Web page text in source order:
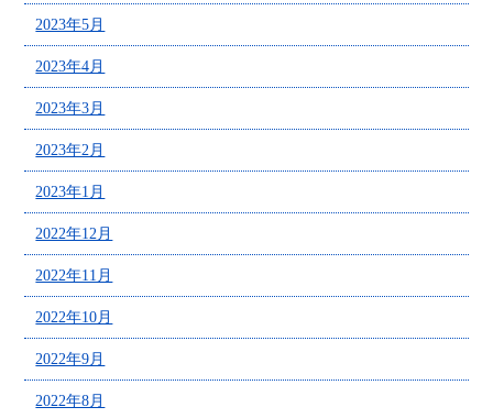
2023年5月
2023年4月
2023年3月
2023年2月
2023年1月
2022年12月
2022年11月
2022年10月
2022年9月
2022年8月